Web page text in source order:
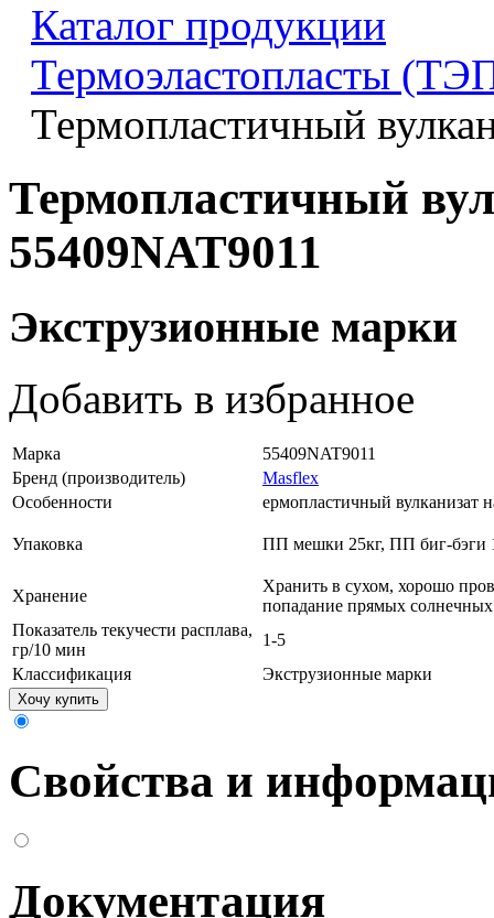
Каталог продукции
Термоэластопласты
Термопластичный
Термопластичный
55409NAT9011
Экструзионные марки
Добавить в избранное
Марка
55409NAT9011
Бренд (производитель)
Masflex
Особенности
ермопластичный вулканизат
Упаковка ПП мешки 25кг, ПП биг-бэги
Хранение
Хранить в сухом, хорошо
попадание прямых
Показатель текучести расплава,
гр/10 мин
1-5
Классификация
Экструзионные марки
Хочу купить
Свойства и
Документация